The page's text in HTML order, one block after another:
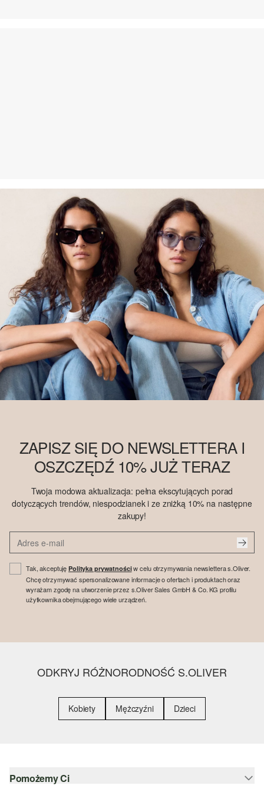
ZAPISZ SIĘ DO NEWSLETTERA I
OSZCZĘDŹ 10% JUŻ TERAZ
Twoja modowa aktualizacja: pełna ekscytujących porad
dotyczących trendów, niespodzianek i ze zniżką 10% na następne
zakupy!
Tak, akceptujęPolityka prywatnościw celu otrzymywania newslettera s.Oliver.
Chcę otrzymywać spersonalizowane informacje o ofertach i produktach oraz
wyrażam zgodę na utworzenie przez s.Oliver Sales GmbH & Co. KG profilu
użytkownika obejmującego wiele urządzeń.
ODKRYJ RÓŻNORODNOŚĆ S.OLIVER
Kobiety Mężczyźni Dzieci
Pomożemy Ci